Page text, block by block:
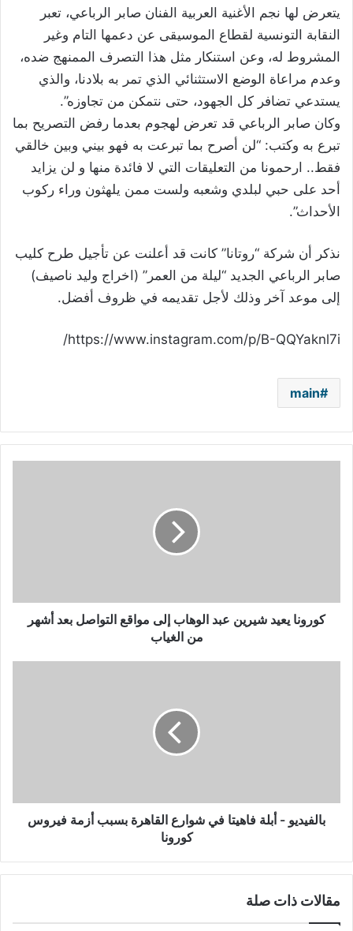
يتعرض لها نجم الأغنية العربية الفنان صابر الرباعي، تعبر
النقابة التونسية لقطاع الموسيقى عن دعمها التام وغير
المشروط له، وعن استنكار مثل هذا التصرف الممنهج ضده،
وعدم مراعاة الوضع الاستثنائي الذي تمر به بلادنا، والذي
يستدعي تضافر كل الجهود، حتى نتمكن من تجاوزه”.
وكان صابر الرباعي قد تعرض لهجوم بعدما رفض التصريح بما
تبرع به وكتب: “لن أصرح بما تبرعت به فهو بيني وبين خالقي
فقط.. ارحمونا من التعليقات التي لا فائدة منها و لن يزايد
أحد على حبي لبلدي وشعبه ولست ممن يلهثون وراء ركوب
الأحداث”.
نذكر أن شركة “روتانا” كانت قد أعلنت عن تأجيل طرح كليب
صابر الرباعي الجديد “ليلة من العمر” (اخراج وليد ناصيف)
إلى موعد آخر وذلك لأجل تقديمه في ظروف أفضل.
https://www.instagram.com/p/B-QQYaknl7i/
main
بعد
أشهركورونا يعيد شيرين عبد الوهاب إلى مواقع التواصل بعد أشهر
من الغياب
أزمة
فيروس
بالفيديو - أبلة فاهيتا في شوارع القاهرة بسبب أزمة فيروس
كورونا
مقالات ذات صلة